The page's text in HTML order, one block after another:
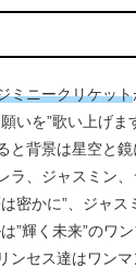
ミニークリケット
いを”歌い上げま
と背景は星空と
ラ、ジャスミン
密かに”、ジャス
”輝く未来”のワ
ンセス達はワン